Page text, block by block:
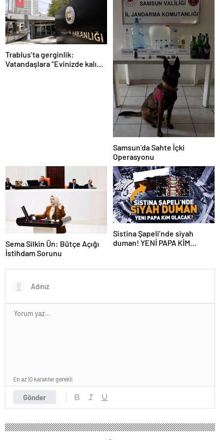
Trablus’ta gerginlik:
Vatandaşlara “Evinizde kalın”
Samsun’da Sahte İçki
Operasyonu
Sema Silkin Ün: Bütçe Açığı
İstihdam Sorunu
Sistina Şapeli’nde siyah
duman! YENİ PAPA KİM
Gönder
En az 10 karakter gerekli